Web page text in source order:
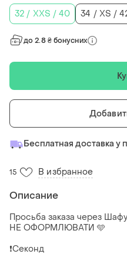
32 / XXS / 40
34 / XS /
до 2.8 ₴ бонусних
Бесплатная доставка у
15 В избранное
Описание
Просьба заказа через Шафу
НЕ ОФОРМЛЮВАТИ 🩵
❗️Секонд